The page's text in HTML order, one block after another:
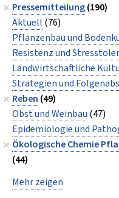
Pressemitteilung(190)
Aktuell (76)
Pflanzenbau und
Resistenz und
Landwirtschaftliche
Strategien und
Reben (49)
Obst und Weinbau (47)
Epidemiologie und
Ökologische Chemie
(44)
Mehr zeigen